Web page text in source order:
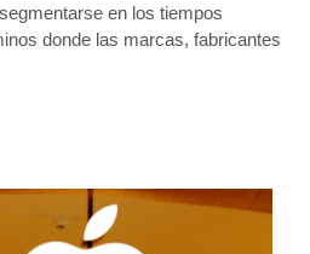
ThinkBook!
la
al
mercado
de
en los tiempos
donde las marcas, fabricantes